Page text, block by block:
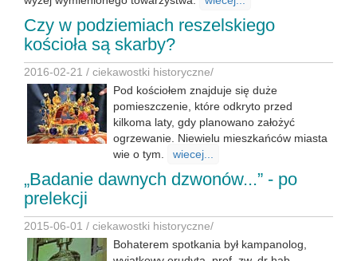
Czy w podziemiach reszelskiego
kościoła są skarby?
2016-02-21 / ciekawostki historyczne/
Pod kościołem znajduje się duże
pomieszczenie, które odkryto przed
kilkoma laty, gdy planowano założyć
ogrzewanie. Niewielu mieszkańców miasta
wie o tym.
wiecej...
„Badanie dawnych dzwonów...” - po
prelekcji
2015-06-01 / ciekawostki historyczne/
Bohaterem spotkania był kampanolog,